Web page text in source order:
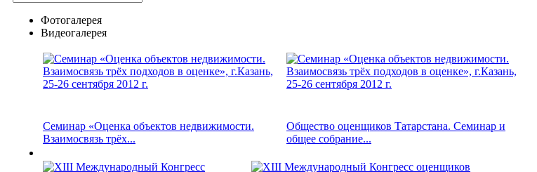
Фотогалерея
Видеогалерея
Семинар «Оценка объектов недвижимости.
Взаимосвязь трёх...
Общество оценщиков Татарстана. Семинар и
общее собрание...